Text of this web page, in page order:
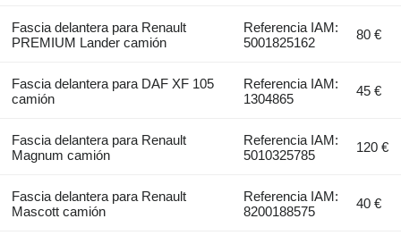
Fascia delantera para Renault
PREMIUM Lander camión
Referencia IAM:
5001825162
80 €
Fascia delantera para DAF XF 105
camión
Referencia IAM:
1304865
45 €
Fascia delantera para Renault
Magnum camión
Referencia IAM:
5010325785
120 €
Fascia delantera para Renault
Mascott camión
Referencia IAM:
8200188575
40 €